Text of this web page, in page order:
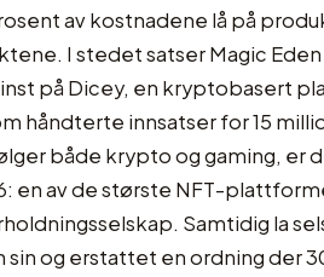
av kostnadene lå på
I stedet satser Magic
på Dicey, en kryptobasert
håndterte innsatser for 15
både krypto og gaming, er
en av de største NFT-
Samtidig la
og erstattet en ordning der